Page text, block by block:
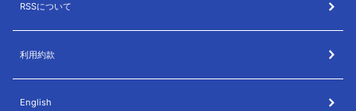
RSSについて
利用約款
English